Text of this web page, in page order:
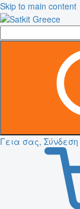
Skip to main content
Γεια σας, Σύνδεση